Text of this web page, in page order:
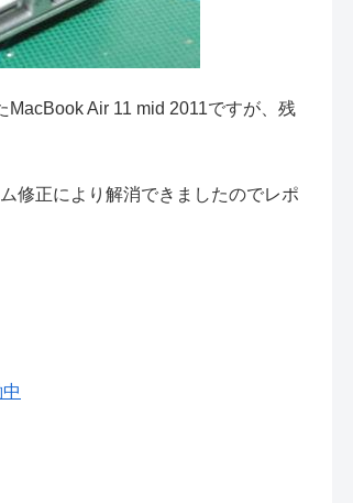
Air 11 mid 2011ですが、残
修正により解消できましたのでレポ